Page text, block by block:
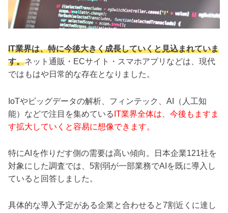
IT業界は、特に今後大きく成長していくと見込まれていま
す。ネット通販・ECサイト・スマホアプリなどは、現代
ではもはや日常的な存在となりました。
IoTやビッグデータの解析、フィンテック、AI（人工知
能）などで注目を集めている IT業界全体は、今後もますま
す拡大していくと容易に想像できます。
特にAIを作りだす側の需要は高い傾向。日本企業121社を
対象にした調査では、5割弱が一部業務でAIを既に導入し
ていると回答しました。
具体的な導入予定がある企業と合わせると7割近くに達し